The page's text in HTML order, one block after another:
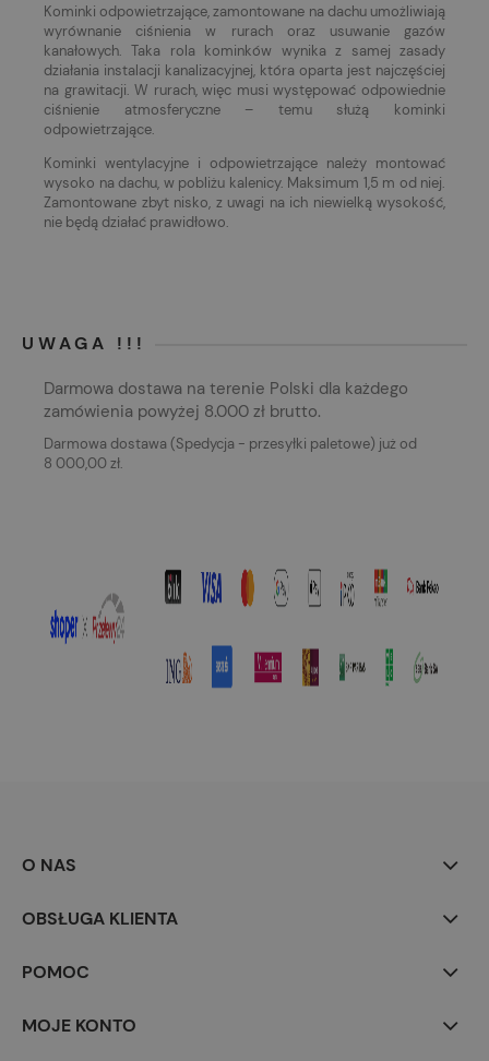
Kominki odpowietrzające, zamontowane na dachu umożliwiają
wyrównanie ciśnienia w rurach oraz usuwanie gazów
kanałowych. Taka rola kominków wynika z samej zasady
działania instalacji kanalizacyjnej, która oparta jest najczęściej
na grawitacji. W rurach, więc musi występować odpowiednie
ciśnienie atmosferyczne – temu służą kominki
odpowietrzające.
Kominki wentylacyjne i odpowietrzające należy montować
wysoko na dachu, w pobliżu kalenicy. Maksimum 1,5 m od niej.
Zamontowane zbyt nisko, z uwagi na ich niewielką wysokość,
nie będą działać prawidłowo.
UWAGA !!!
Darmowa dostawa na terenie Polski dla każdego
zamówienia powyżej 8.000 zł brutto.
Darmowa dostawa (Spedycja - przesyłki paletowe) już od
8 000,00 zł.
O NAS
OBSŁUGA KLIENTA
POMOC
MOJE KONTO